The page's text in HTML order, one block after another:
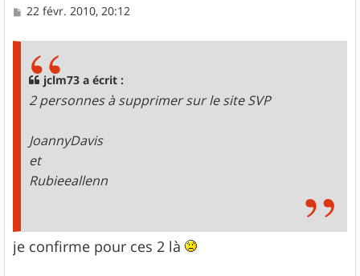
M
22 févr. 2010, 20:12
jclm73 a écrit :
2 personnes à supprimer sur le site SVP
JoannyDavis
et
Rubieeallenn
je confirme pour ces 2 là